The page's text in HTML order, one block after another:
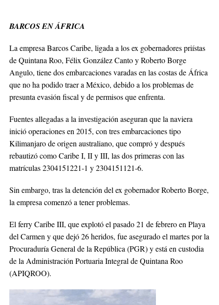
BARCOS EN ÁFRICA
La empresa Barcos Caribe, ligada a los ex gobernadores priístas
de Quintana Roo, Félix González Canto y Roberto Borge
Angulo, tiene dos embarcaciones varadas en las costas de África
que no ha podido traer a México, debido a los problemas de
presunta evasión fiscal y de permisos que enfrenta.
Fuentes allegadas a la investigación aseguran que la naviera
inició operaciones en 2015, con tres embarcaciones tipo
Kilimanjaro de origen australiano, que compró y después
rebautizó como Caribe I, II y III, las dos primeras con las
matrículas 2304151221-1 y 2304151121-6.
Sin embargo, tras la detención del ex gobernador Roberto Borge,
la empresa comenzó a tener problemas.
El ferry Caribe III, que explotó el pasado 21 de febrero en Playa
del Carmen y que dejó 26 heridos, fue asegurado el martes por la
Procuraduría General de la República (PGR) y está en custodia
de la Administración Portuaria Integral de Quintana Roo
(APIQROO).